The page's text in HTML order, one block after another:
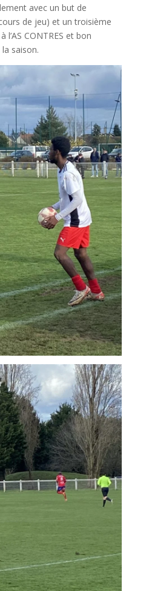
avec un but de
de jeu) et un troisième
l’AS CONTRES et bon
saison.